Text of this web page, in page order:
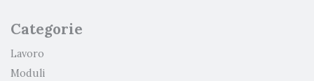
Categorie
Lavoro
Moduli